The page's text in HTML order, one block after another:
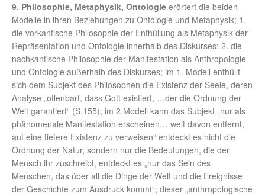
9. Philosophie, Metaphysik, Ontologie erörtert die beiden
Modelle in ihren Beziehungen zu Ontologie und Metaphysik; 1.
die vorkantische Philosophie der Enthüllung als Metaphysik der
Repräsentation und Ontologie innerhalb des Diskurses; 2. die
nachkantische Philosophie der Manifestation als Anthropologie
und Ontologie außerhalb des Diskurses; im 1. Modell enthüllt
sich dem Subjekt des Philosophen die Existenz der Seele, deren
Analyse „offenbart, dass Gott existiert, …der die Ordnung der
Welt garantiert“ (S.155); im 2.Modell kann das Subjekt „nur als
phänomenale Manifestation erscheinen… weit davon entfernt,
auf eine tiefere Existenz zu verweisen“ entdeckt es nicht die
Ordnung der Natur, sondern nur die Bedeutungen, die der
Mensch ihr zuschreibt, entdeckt es „nur das Sein des
Menschen, das über all die Dinge der Welt und die Ereignisse
der Geschichte zum Ausdruck kommt“; dieser „anthropologische